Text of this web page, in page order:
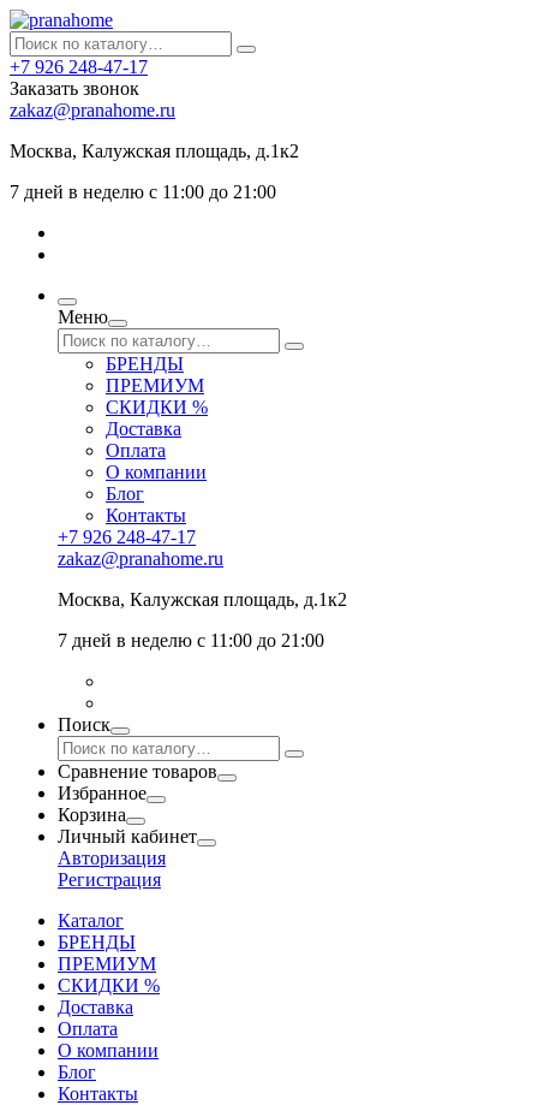
+7 926 248-47-17
Заказать звонок
zakaz@pranahome.ru
Москва, Калужская площадь, д.1к2
7 дней в неделю с 11:00 до 21:00
Меню
БРЕНДЫ
ПРЕМИУМ
СКИДКИ %
Доставка
Оплата
О компании
Блог
Контакты
+7 926 248-47-17
zakaz@pranahome.ru
Москва, Калужская площадь, д.1к2
7 дней в неделю с 11:00 до 21:00
Поиск
Сравнение товаров
Избранное
Корзина
Личный кабинет
Авторизация
Регистрация
Каталог
БРЕНДЫ
ПРЕМИУМ
СКИДКИ %
Доставка
Оплата
О компании
Блог
Контакты